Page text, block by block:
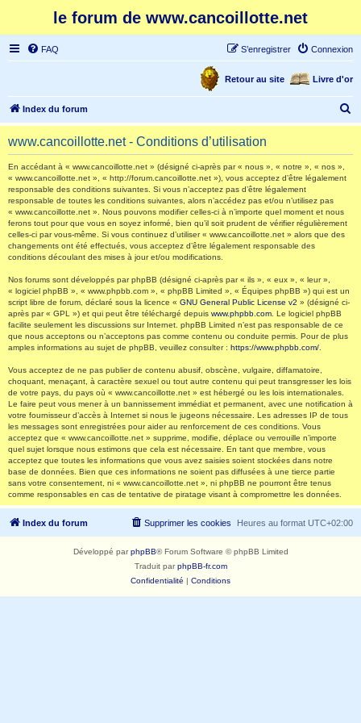
le forum de www.cancoillotte.net
FAQ Connexion
S’enregistrer
Livre d'or
Retour au site
Index du forum
e
www.cancoillotte.net - Conditions d’utilisation
En accédant à « www.cancoillotte.net » (désigné ci-après par « nous », « notre », « nos »,
« www.cancoillotte.net », « http://forum.cancoillotte.net »), vous acceptez d’être légalement
responsable des conditions suivantes. Si vous n’acceptez pas d’être légalement
responsable de toutes les conditions suivantes, alors n’accédez pas et/ou n’utilisez pas
« www.cancoillotte.net ». Nous pouvons modifier celles-ci à n’importe quel moment et nous
ferons tout pour que vous en soyez informé, bien qu’il soit prudent de vérifier régulièrement
celles-ci par vous-même. Si vous continuez d’utiliser « www.cancoillotte.net » alors que des
changements ont été effectués, vous acceptez d’être légalement responsable des
conditions découlant des mises à jour et/ou modifications.
Nos forums sont développés par phpBB (désigné ci-après par « ils », « eux », « leur »,
« logiciel phpBB », « www.phpbb.com », « phpBB Limited », « Équipes phpBB ») qui est un
script libre de forum, déclaré sous la licence « GNU General Public License v2 » (désigné ci-
après par « GPL ») et qui peut être téléchargé depuis www.phpbb.com . Le logiciel phpBB
facilite seulement les discussions sur Internet. phpBB Limited n’est pas responsable de ce
que nous acceptons ou n’acceptons pas comme contenu ou conduite permis. Pour de plus
amples informations au sujet de phpBB, veuillez consulter : https://www.phpbb.com/
Vous acceptez de ne pas publier de contenu abusif, obscène, vulgaire, diffamatoire,
choquant, menaçant, à caractère sexuel ou tout autre contenu qui peut transgresser les lois
de votre pays, du pays où « www.cancoillotte.net » est hébergé ou les lois internationales.
Le faire peut vous mener à un bannissement immédiat et permanent, avec une notification à
votre fournisseur d’accès à Internet si nous le jugeons nécessaire. Les adresses IP de tous
les messages sont enregistrées pour aider au renforcement de ces conditions. Vous
acceptez que « www.cancoillotte.net » supprime, modifie, déplace ou verrouille n’importe
quel sujet lorsque nous estimons que cela est nécessaire. En tant que membre, vous
acceptez que toutes les informations que vous avez saisies soient stockées dans notre
base de données. Bien que ces informations ne soient pas diffusées à une tierce partie
sans votre consentement, ni « www.cancoillotte.net », ni phpBB ne pourront être tenus
comme responsables en cas de tentative de piratage visant à compromettre les données.
Index du forum Heures au format UTC+02:00
Supprimer les cookies
Développé parphpBB® Forum Software © phpBB Limited
Traduit parphpBB-fr.com
Confidentialité | Conditions